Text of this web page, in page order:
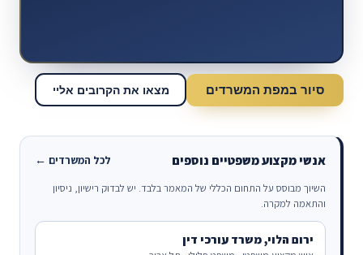
סיור במפת המשרדים מצאו את הקרובים אליי
אנשי מקצוע משפטיים נוספים לכל המשרדים ←
השיוך מבוסס על התחום הכללי של המאמר בלבד. יש לבדוק רישיון, ניסיון
והתאמה למקרה.
ירום הלוי, משרד עורכי דין